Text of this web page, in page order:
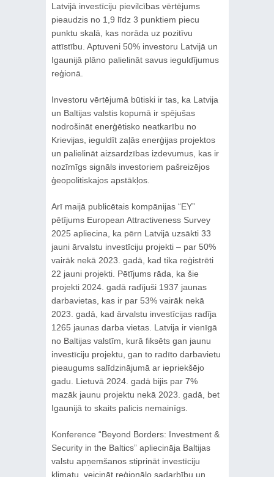
Latvijā investīciju pievilcības vērtējums
pieaudzis no 1,9 līdz 3 punktiem piecu
punktu skalā, kas norāda uz pozitīvu
attīstību. Aptuveni 50% investoru Latvijā un
Igaunijā plāno palielināt savus ieguldījumus
reģionā.
Investoru vērtējumā būtiski ir tas, ka Latvija
un Baltijas valstis kopumā ir spējušas
nodrošināt enerģētisko neatkarību no
Krievijas, ieguldīt zaļās enerģijas projektos
un palielināt aizsardzības izdevumus, kas ir
nozīmīgs signāls investoriem pašreizējos
ģeopolitiskajos apstākļos.
Arī maijā publicētais kompānijas “EY”
pētījums European Attractiveness Survey
2025 apliecina, ka pērn Latvijā uzsākti 33
jauni ārvalstu investīciju projekti – par 50%
vairāk nekā 2023. gadā, kad tika reģistrēti
22 jauni projekti. Pētījums rāda, ka šie
projekti 2024. gadā radījuši 1937 jaunas
darbavietas, kas ir par 53% vairāk nekā
2023. gadā, kad ārvalstu investīcijas radīja
1265 jaunas darba vietas. Latvija ir vienīgā
no Baltijas valstīm, kurā fiksēts gan jaunu
investīciju projektu, gan to radīto darbavietu
pieaugums salīdzinājumā ar iepriekšējo
gadu. Lietuvā 2024. gadā bijis par 7%
mazāk jaunu projektu nekā 2023. gadā, bet
Igaunijā to skaits palicis nemainīgs.
Konference “Beyond Borders: Investment &
Security in the Baltics” apliecināja Baltijas
valstu apņemšanos stiprināt investīciju
klimatu, veicināt reģionālo sadarbību un